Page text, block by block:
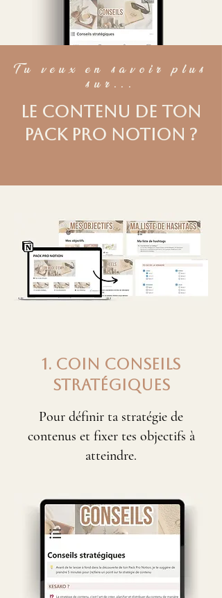
Tu veux en savoir plus
sur...
le contenu de ton
pack pro notion ?
1. COIN conseils
STRATégiques
Pour définir ta stratégie de
contenus et fixer tes objectifs à
atteindre.